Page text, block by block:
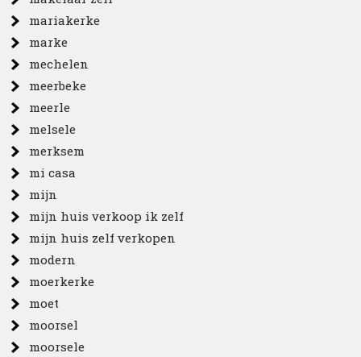
mariakerke
marke
mechelen
meerbeke
meerle
melsele
merksem
mi casa
mijn
mijn huis verkoop ik zelf
mijn huis zelf verkopen
modern
moerkerke
moet
moorsel
moorsele